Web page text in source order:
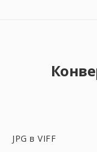
JPG в VIFF